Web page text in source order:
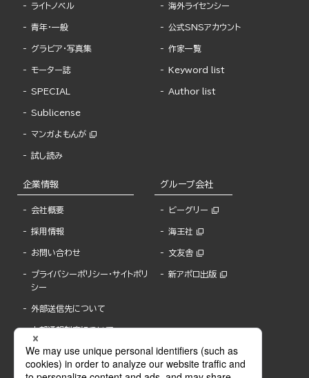
ライトノベル
青年・一般
グラビア・写真集
モーター誌
SPECIAL
Sublicense
マンガよもんが
試し読み
海外ライセンシー
公式SNSアカウント
作家一覧
Keyword list
Author list
企業情報
会社概要
採用情報
お問い合わせ
プライバシーポリシー・サイトポリ
シー
外部送信先について
内部通報制度について
グループ会社
ビーグリー
海王社
文友舎
新アポロ出版